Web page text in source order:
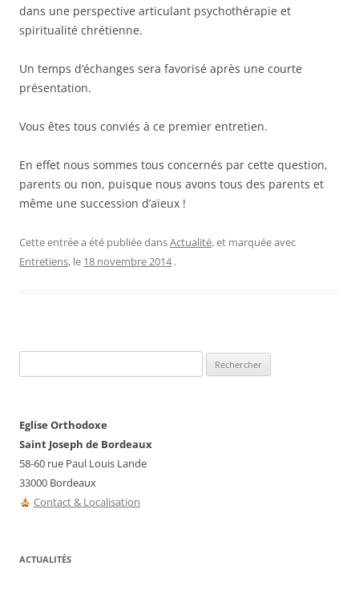
dans une perspective articulant psychothérapie et
spiritualité chrétienne.
Un temps d’échanges sera favorisé après une courte
présentation.
Vous êtes tous conviés à ce premier entretien.
En effet nous sommes tous concernés par cette question,
parents ou non, puisque nous avons tous des parents et
même une succession d’aïeux !
Cette entrée a été publiée dansActualité, et marquée avec
Entretiens, le 18 novembre 2014 .
Eglise Orthodoxe
Saint Joseph de Bordeaux
58-60 rue Paul Louis Lande
33000 Bordeaux
Contact & Localisation
ACTUALITÉS